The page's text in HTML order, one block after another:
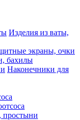
Изделия из ваты,
экраны, очки
бахилы
Наконечники для
простыни